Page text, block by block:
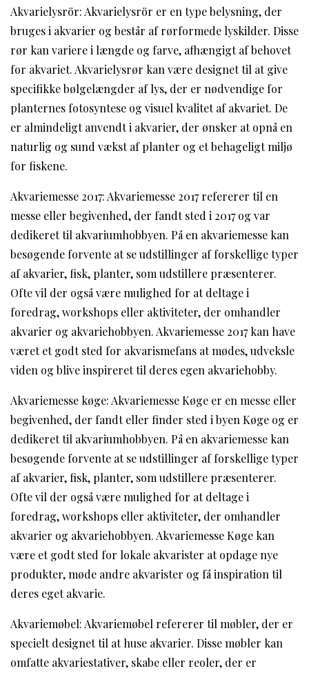
Akvarielysrör: Akvarielysrör er en type belysning, der
bruges i akvarier og består af rørformede lyskilder. Disse
rør kan variere i længde og farve, afhængigt af behovet
for akvariet. Akvarielysrør kan være designet til at give
specifikke bølgelængder af lys, der er nødvendige for
planternes fotosyntese og visuel kvalitet af akvariet. De
er almindeligt anvendt i akvarier, der ønsker at opnå en
naturlig og sund vækst af planter og et behageligt miljø
for fiskene.
Akvariemesse 2017: Akvariemesse 2017 refererer til en
messe eller begivenhed, der fandt sted i 2017 og var
dedikeret til akvariumhobbyen. På en akvariemesse kan
besøgende forvente at se udstillinger af forskellige typer
af akvarier, fisk, planter, som udstillere præsenterer.
Ofte vil der også være mulighed for at deltage i
foredrag, workshops eller aktiviteter, der omhandler
akvarier og akvariehobbyen. Akvariemesse 2017 kan have
været et godt sted for akvarismefans at mødes, udveksle
viden og blive inspireret til deres egen akvariehobby.
Akvariemesse køge: Akvariemesse Køge er en messe eller
begivenhed, der fandt eller finder sted i byen Køge og er
dedikeret til akvariumhobbyen. På en akvariemesse kan
besøgende forvente at se udstillinger af forskellige typer
af akvarier, fisk, planter, som udstillere præsenterer.
Ofte vil der også være mulighed for at deltage i
foredrag, workshops eller aktiviteter, der omhandler
akvarier og akvariehobbyen. Akvariemesse Køge kan
være et godt sted for lokale akvarister at opdage nye
produkter, møde andre akvarister og få inspiration til
deres eget akvarie.
Akvariemøbel: Akvariemøbel refererer til møbler, der er
specielt designet til at huse akvarier. Disse møbler kan
omfatte akvariestativer, skabe eller reoler, der er